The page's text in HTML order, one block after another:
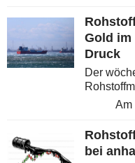
Gold im
Druck
Der
Einblick
bei
und hilft,
Am
bei